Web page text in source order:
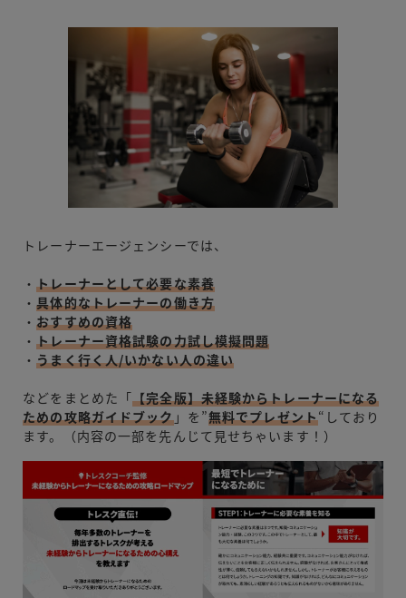
トレーナーエージェンシーでは、
・トレーナーとして必要な素養
・具体的なトレーナーの働き方
・おすすめの資格
・トレーナー資格試験の力試し模擬問題
・うまく行く人/いかない人の違い
などをまとめた「【完全版】未経験からトレーナーになる
ための攻略ガイドブック」を”無料でプレゼント“しており
ます。（内容の一部を先んじて見せちゃいます！）